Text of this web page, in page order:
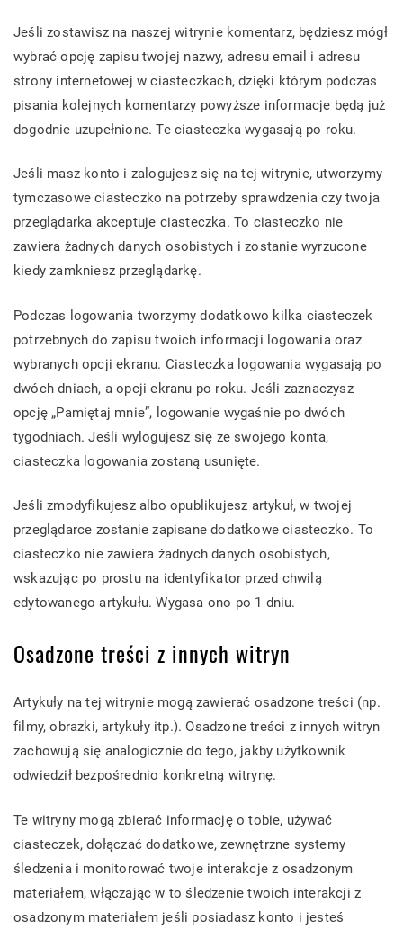
Jeśli zostawisz na naszej witrynie komentarz, będziesz mógł
wybrać opcję zapisu twojej nazwy, adresu email i adresu
strony internetowej w ciasteczkach, dzięki którym podczas
pisania kolejnych komentarzy powyższe informacje będą już
dogodnie uzupełnione. Te ciasteczka wygasają po roku.
Jeśli masz konto i zalogujesz się na tej witrynie, utworzymy
tymczasowe ciasteczko na potrzeby sprawdzenia czy twoja
przeglądarka akceptuje ciasteczka. To ciasteczko nie
zawiera żadnych danych osobistych i zostanie wyrzucone
kiedy zamkniesz przeglądarkę.
Podczas logowania tworzymy dodatkowo kilka ciasteczek
potrzebnych do zapisu twoich informacji logowania oraz
wybranych opcji ekranu. Ciasteczka logowania wygasają po
dwóch dniach, a opcji ekranu po roku. Jeśli zaznaczysz
opcję „Pamiętaj mnie”, logowanie wygaśnie po dwóch
tygodniach. Jeśli wylogujesz się ze swojego konta,
ciasteczka logowania zostaną usunięte.
Jeśli zmodyfikujesz albo opublikujesz artykuł, w twojej
przeglądarce zostanie zapisane dodatkowe ciasteczko. To
ciasteczko nie zawiera żadnych danych osobistych,
wskazując po prostu na identyfikator przed chwilą
edytowanego artykułu. Wygasa ono po 1 dniu.
Osadzone treści z innych witryn
Artykuły na tej witrynie mogą zawierać osadzone treści (np.
filmy, obrazki, artykuły itp.). Osadzone treści z innych witryn
zachowują się analogicznie do tego, jakby użytkownik
odwiedził bezpośrednio konkretną witrynę.
Te witryny mogą zbierać informację o tobie, używać
ciasteczek, dołączać dodatkowe, zewnętrzne systemy
śledzenia i monitorować twoje interakcje z osadzonym
materiałem, włączając w to śledzenie twoich interakcji z
osadzonym materiałem jeśli posiadasz konto i jesteś